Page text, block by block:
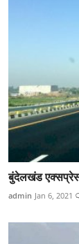
बुंदेलखंड
admin Jan 6, 2021